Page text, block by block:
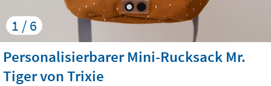
1 / 6
Personalisierbarer Mini-Rucksack Mr.
Tiger von Trixie